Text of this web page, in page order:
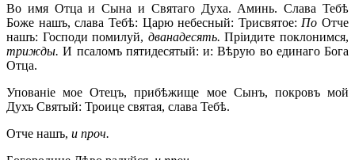
Во имя Отца и Сына и Святаго Духа. Аминь. Слава Тебѣ
Боже нашъ, слава Тебѣ: Царю небесный: Трисвятое: По Отче
нашъ: Господи помилуй, дванадесять. Пріидите поклонимся,
трижды. И псаломъ пятидесятый: и: Вѣрую во единаго Бога
Отца.
Упованіе мое Отецъ, прибѣжище мое Сынъ, покровъ мой
Духъ Святый: Троице святая, слава Тебѣ.
Отче нашъ, и проч.